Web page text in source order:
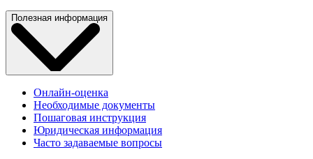
Полезная информация
Онлайн-оценка
Необходимые документы
Пошаговая инструкция
Юридическая информация
Часто задаваемые вопросы